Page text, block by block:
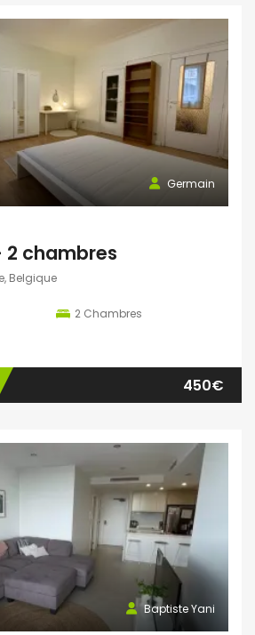
Germain
2 chambres
Belgique
2 Chambres
450€
Baptiste Yani